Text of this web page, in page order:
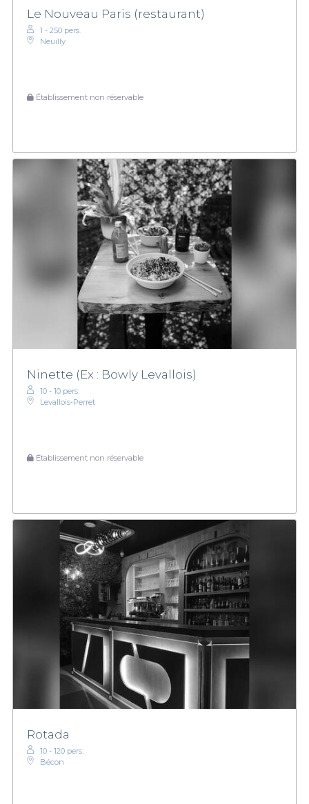
Le Nouveau Paris (restaurant)
1 - 250 pers.
Neuilly
Établissement non réservable
Ninette (Ex : Bowly Levallois)
10 - 10 pers.
Levallois‑Perret
Établissement non réservable
Rotada
10 - 120 pers.
Bécon